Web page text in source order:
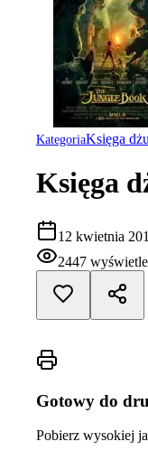
KategoriaKsięga
Księga
12 kwietnia
2447
Gotowy do
Pobierz wysokiej